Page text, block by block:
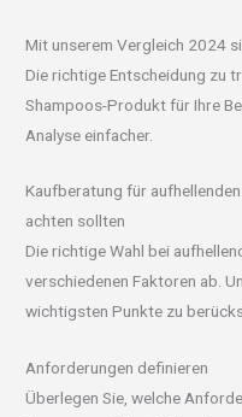
Mit unserem Vergleich 2024
Die richtige Entscheidung zu
Shampoos-Produkt für Ihre
Analyse einfacher.
Kaufberatung für
achten sollten
Die richtige Wahl bei
verschiedenen Faktoren ab.
wichtigsten Punkte zu
Anforderungen definieren
Überlegen Sie, welche